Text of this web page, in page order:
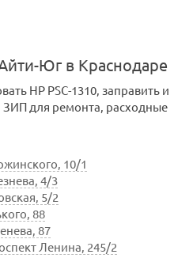
Юг в Краснодаре
HP PSC-1310, заправить и
ЗИП для ремонта, расходные
10/1
4/3
5/2
88
87
Ленина, 245/2